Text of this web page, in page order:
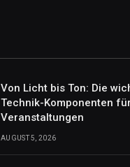
Von Licht bis Ton: Die
Technik-Komponenten
Veranstaltungen
AUGUST 5, 2026